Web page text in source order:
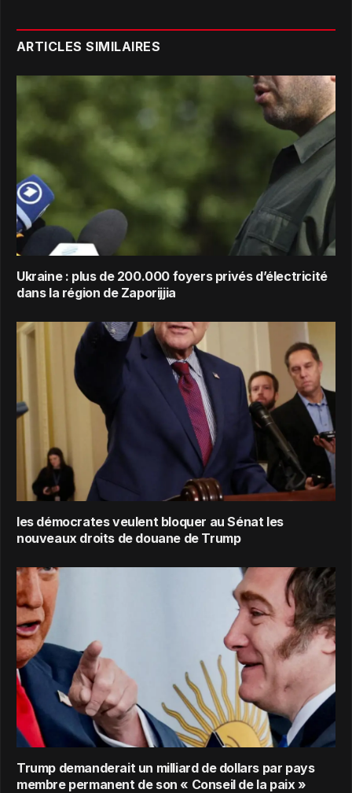
ARTICLES SIMILAIRES
Ukraine : plus de 200.000 foyers privés d’électricité
dans la région de Zaporijjia
les démocrates veulent bloquer au Sénat les
nouveaux droits de douane de Trump
Trump demanderait un milliard de dollars par pays
membre permanent de son « Conseil de la paix »